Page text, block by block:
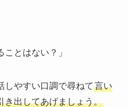
ことはない？」
しやすい口調で尋ねて言い
き出してあげましょう。